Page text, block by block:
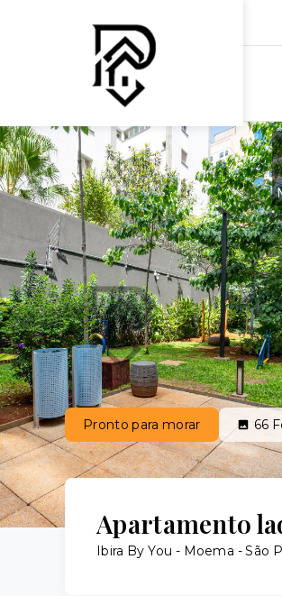
Pronto para morar 66
Apartamento
Ibira By You - Moema - São